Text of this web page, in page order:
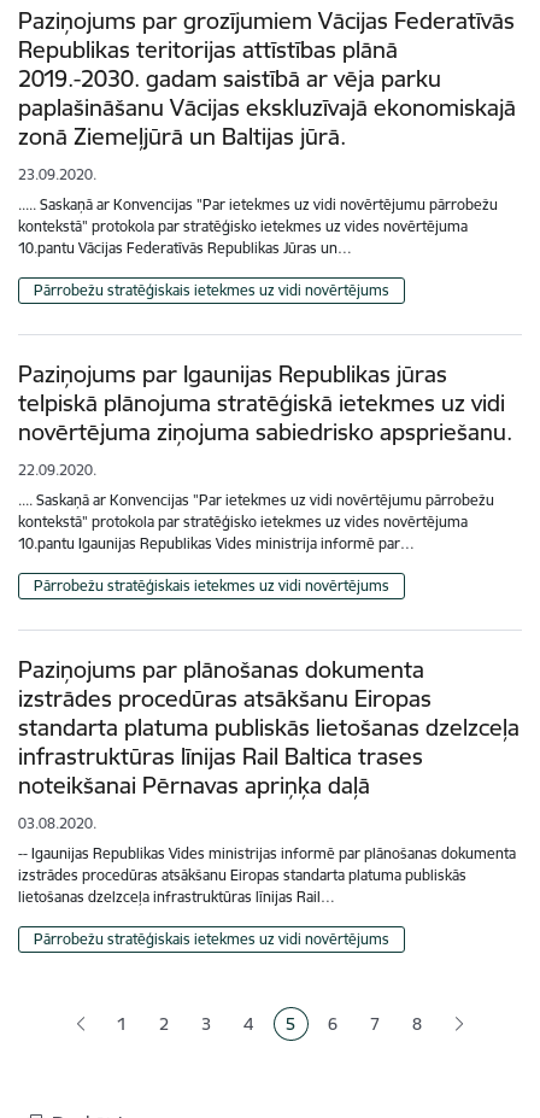
Paziņojums par grozījumiem Vācijas Federatīvās
Republikas teritorijas attīstības plānā
2019.-2030. gadam saistībā ar vēja parku
paplašināšanu Vācijas ekskluzīvajā ekonomiskajā
zonā Ziemeļjūrā un Baltijas jūrā.
23.09.2020.
..... Saskaņā ar Konvencijas "Par ietekmes uz vidi novērtējumu pārrobežu
kontekstā" protokola par stratēģisko ietekmes uz vides novērtējuma
10.pantu Vācijas Federatīvās Republikas Jūras un…
Pārrobežu stratēģiskais ietekmes uz vidi novērtējums
Paziņojums par Igaunijas Republikas jūras
telpiskā plānojuma stratēģiskā ietekmes uz vidi
novērtējuma ziņojuma sabiedrisko apspriešanu.
22.09.2020.
.... Saskaņā ar Konvencijas "Par ietekmes uz vidi novērtējumu pārrobežu
kontekstā" protokola par stratēģisko ietekmes uz vides novērtējuma
10.pantu Igaunijas Republikas Vides ministrija informē par…
Pārrobežu stratēģiskais ietekmes uz vidi novērtējums
Paziņojums par plānošanas dokumenta
izstrādes procedūras atsākšanu Eiropas
standarta platuma publiskās lietošanas dzelzceļa
infrastruktūras līnijas Rail Baltica trases
noteikšanai Pērnavas apriņķa daļā
03.08.2020.
-- Igaunijas Republikas Vides ministrijas informē par plānošanas dokumenta
izstrādes procedūras atsākšanu Eiropas standarta platuma publiskās
lietošanas dzelzceļa infrastruktūras līnijas Rail…
Pārrobežu stratēģiskais ietekmes uz vidi novērtējums
1 Lapa
2 Lapa
3 Lapa
4 Pašreizējā lapa
5 Lapa
6 Lapa
7 8